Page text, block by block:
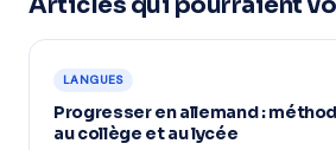
LANGUES
Progresser en allemand :
au collège et au lycée